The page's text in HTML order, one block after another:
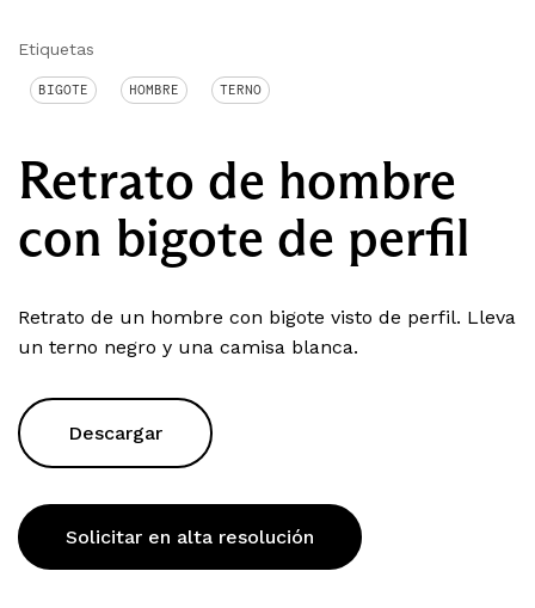
Etiquetas
BIGOTE HOMBRE TERNO
Retrato de hombre
con bigote de perfil
Retrato de un hombre con bigote visto de perfil. Lleva
un terno negro y una camisa blanca.
Descargar
Solicitar en alta resolución